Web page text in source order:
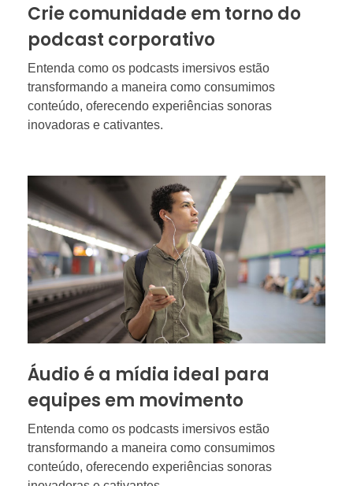
Crie comunidade em torno do
podcast corporativo
Entenda como os podcasts imersivos estão
transformando a maneira como consumimos
conteúdo, oferecendo experiências sonoras
inovadoras e cativantes.
Áudio é a mídia ideal para
equipes em movimento
Entenda como os podcasts imersivos estão
transformando a maneira como consumimos
conteúdo, oferecendo experiências sonoras